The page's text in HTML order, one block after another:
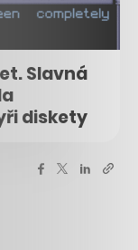
Slavná
diskety